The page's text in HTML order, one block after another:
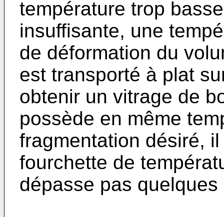
température trop
insuffisante, une
de déformation du
est transporté à plat
obtenir un vitrage de
possède en même
fragmentation désiré,
fourchette de
dépasse pas quelques